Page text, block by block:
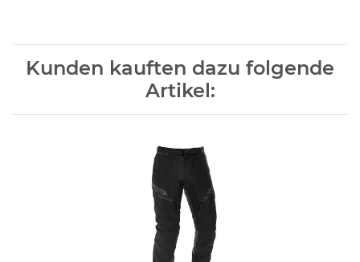
Kunden kauften dazu folgende
Artikel: